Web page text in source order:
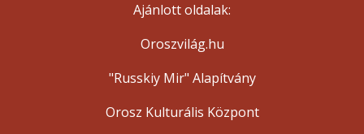
Ajánlott oldalak:
Oroszvilág.hu
"Russkiy Mir" Alapítvány
Orosz Kulturális Központ